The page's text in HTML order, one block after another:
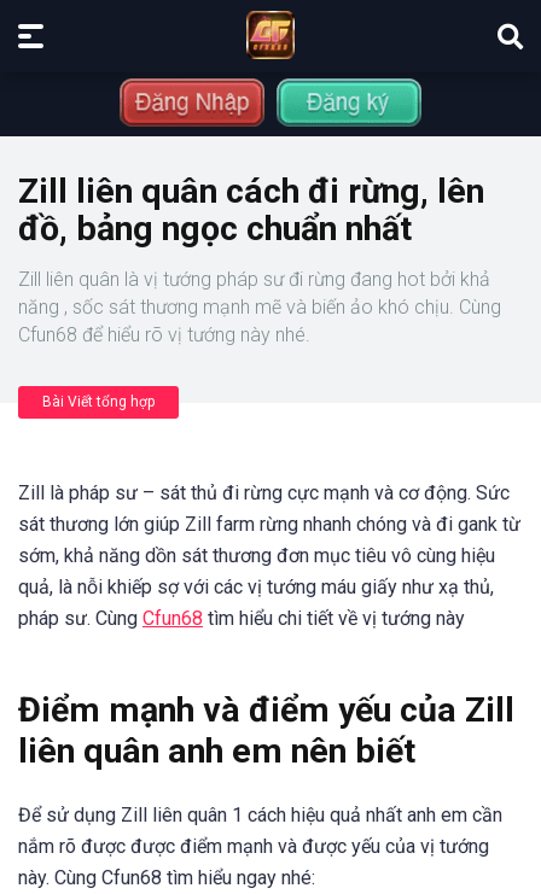
Zill liên quân cách đi rừng, lên
đồ, bảng ngọc chuẩn nhất
Zill liên quân là vị tướng pháp sư đi rừng đang hot bởi khả
năng , sốc sát thương mạnh mẽ và biến ảo khó chịu. Cùng
Cfun68 để hiểu rõ vị tướng này nhé.
Bài Viết tổng hợp
Zill là pháp sư – sát thủ đi rừng cực mạnh và cơ động. Sức
sát thương lớn giúp Zill farm rừng nhanh chóng và đi gank từ
sớm, khả năng dồn sát thương đơn mục tiêu vô cùng hiệu
quả, là nỗi khiếp sợ với các vị tướng máu giấy như xạ thủ,
pháp sư. Cùng Cfun68 tìm hiểu chi tiết về vị tướng này
Điểm mạnh và điểm yếu của Zill
liên quân anh em nên biết
Để sử dụng Zill liên quân 1 cách hiệu quả nhất anh em cần
nắm rõ được được điểm mạnh và được yếu của vị tướng
này. Cùng Cfun68 tìm hiểu ngay nhé: